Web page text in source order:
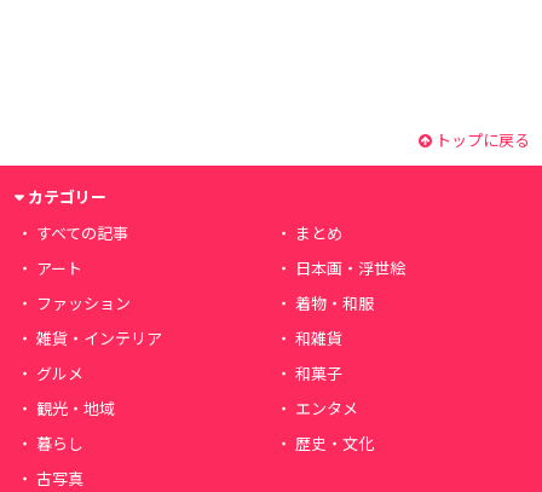
トップに戻る
カテゴリー
すべての記事
まとめ
アート
日本画・浮世絵
ファッション
着物・和服
雑貨・インテリア
和雑貨
グルメ
和菓子
観光・地域
エンタメ
暮らし
歴史・文化
古写真